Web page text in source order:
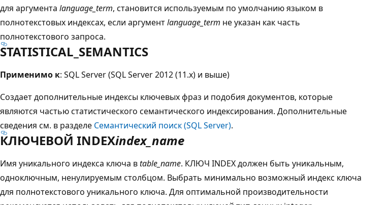
для аргумента language_term, становится используемым по умолчанию языком в
полнотекстовых индексах, если аргументlanguage_term не указан как часть
полнотекстового запроса.
STATISTICAL_SEMANTICS
Применимо к: SQL Server (SQL Server 2012 (11.x) и выше)
Создает дополнительные индексы ключевых фраз и подобия документов, которые
являются частью статистического семантического индексирования. Дополнительные
сведения см. в разделе Семантический поиск (SQL Server).
КЛЮЧЕВОЙ INDEXindex_name
Имя уникального индекса ключа вtable_name. КЛЮЧ INDEX должен быть уникальным,
одноключным, ненулируемым столбцом. Выбрать минимально возможный индекс ключа
для полнотекстового уникального ключа. Для оптимальной производительности